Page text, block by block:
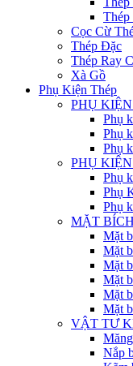
Thép
Cọc Cừ
Thép Đặc
Thép Ray
Xà Gồ
Phụ Kiện Thép
PHỤ
Phụ
Phụ
Phụ
PHỤ
Phụ
Phụ
Phụ
MẶT BÍCH
Mặt
Mặt
Mặt
Mặt
Mặt
Mặt
VẬT TƯ
Nắp